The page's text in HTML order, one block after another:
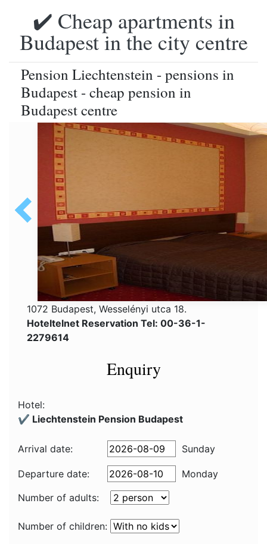
✔️ Cheap apartments in
Budapest in the city centre
Pension Liechtenstein - pensions in
Budapest - cheap pension in
Budapest centre
1072 Budapest, Wesselényi utca 18.
Hoteltelnet Reservation Tel: 00-36-1-
2279614
Enquiry
Hotel:
✔️ Liechtenstein Pension Budapest
Arrival date: Sunday
Departure date:
Monday
Number of adults:
Number of children: